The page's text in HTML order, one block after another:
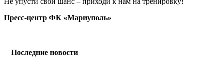
Пресс-центр ФК «Мариуполь»
Последние новости